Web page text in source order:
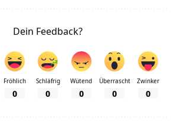
Dein Feedback?
Fröhlich
0
Schläfrig
0
Wütend
0
Überrascht
0
Zwinker
0